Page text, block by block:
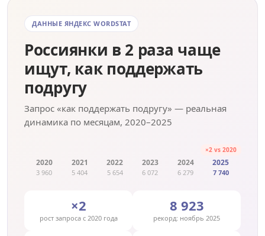
ДАННЫЕ ЯНДЕКС WORDSTAT
Россиянки в 2 раза чаще
ищут, как поддержать
подругу
Запрос «как поддержать подругу» — реальная
динамика по месяцам, 2020–2025
2020
3 960
2021
5 404
2022
5 654
2023
6 072
2024
6 279
×2 vs 2020
2025
7 740
×2
рост запроса с 2020 года
8 923
рекорд: ноябрь 2025